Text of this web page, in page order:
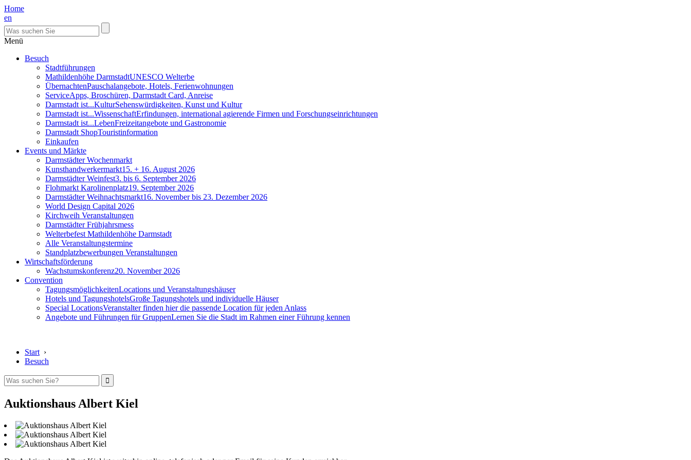
Home
en
Menü
Besuch
Stadtführungen
Mathildenhöhe DarmstadtUNESCO Welterbe
ÜbernachtenPauschalangebote, Hotels, Ferienwohnungen
ServiceApps, Broschüren, Darmstadt Card, Anreise
Darmstadt ist...KulturSehenswürdigkeiten, Kunst und Kultur
Darmstadt ist...WissenschaftErfindungen, international agierende Firmen und Forschungseinrichtungen
Darmstadt ist...LebenFreizeitangebote und Gastronomie
Darmstadt ShopTouristinformation
Einkaufen
Events und Märkte
Darmstädter Wochenmarkt
Kunsthandwerkermarkt15. + 16. August 2026
Darmstädter Weinfest3. bis 6. September 2026
Flohmarkt Karolinenplatz19. September 2026
Darmstädter Weihnachtsmarkt16. November bis 23. Dezember 2026
World Design Capital 2026
Kirchweih Veranstaltungen
Darmstädter Frühjahrsmess
Welterbefest Mathildenhöhe Darmstadt
Alle Veranstaltungstermine
Standplatzbewerbungen Veranstaltungen
Wirtschaftsförderung
Wachstumskonferenz20. November 2026
Convention
TagungsmöglichkeitenLocations und Veranstaltungshäuser
Hotels und TagungshotelsGroße Tagungshotels und individuelle Häuser
Special LocationsVeranstalter finden hier die passende Location für jeden Anlass
Angebote und Führungen für GruppenLernen Sie die Stadt im Rahmen einer Führung kennen
Start ›
Besuch
Auktionshaus Albert Kiel